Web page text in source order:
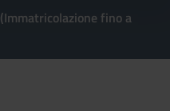
fino a